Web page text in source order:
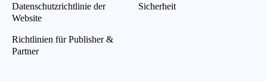
Datenschutzrichtlinie der
Website
Richtlinien für Publisher &
Partner
Sicherheit